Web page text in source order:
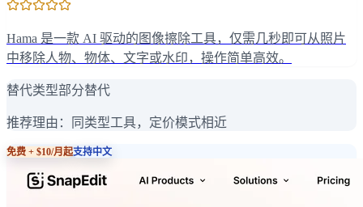
Hama 是一款 AI 驱动的图像擦除工具，仅需几秒即可从照片
中移除人物、物体、文字或水印，操作简单高效。
替代类型部分替代
推荐理由： 同类型工具，定价模式相近
免费 + $10/月起支持中文